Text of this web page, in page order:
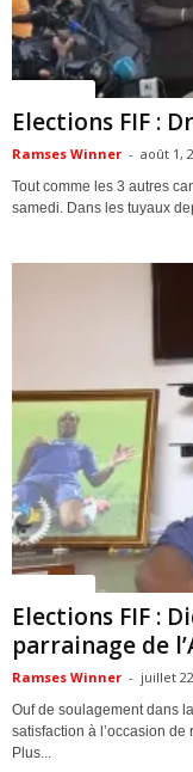
Elections FIF :
Ramses Winner - août 1,
Tout comme les 3 autres
samedi. Dans les tuyaux
Elections FIF :
parrainage de
Ramses Winner - juillet
Ouf de soulagement dans
satisfaction à l’occasion
Plus...